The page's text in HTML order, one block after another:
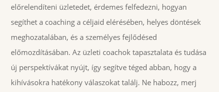
előrelendíteni üzletedet, érdemes felfedezni, hogyan
segíthet a coaching a céljaid elérésében, helyes döntések
meghozatalában, és a személyes fejlődésed
előmozdításában. Az üzleti coachok tapasztalata és tudása
új perspektívákat nyújt, így segítve téged abban, hogy a
kihívásokra hatékony válaszokat találj. Ne habozz, merj